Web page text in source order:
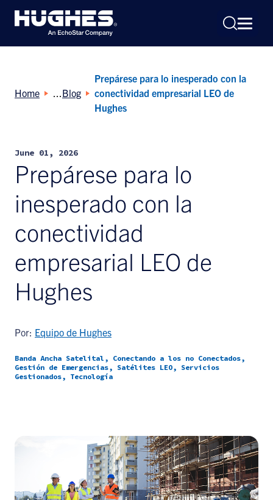
Search
Home Blog
Prepárese para lo inesperado con la
conectividad empresarial LEO de
Hughes
June 01, 2026
Prepárese para lo
inesperado con la
conectividad
empresarial LEO de
Hughes
Por: Equipo de Hughes
Banda Ancha Satelital, Conectando a los no Conectados,
Gestión de Emergencias, Satélites LEO, Servicios
Gestionados, Tecnología